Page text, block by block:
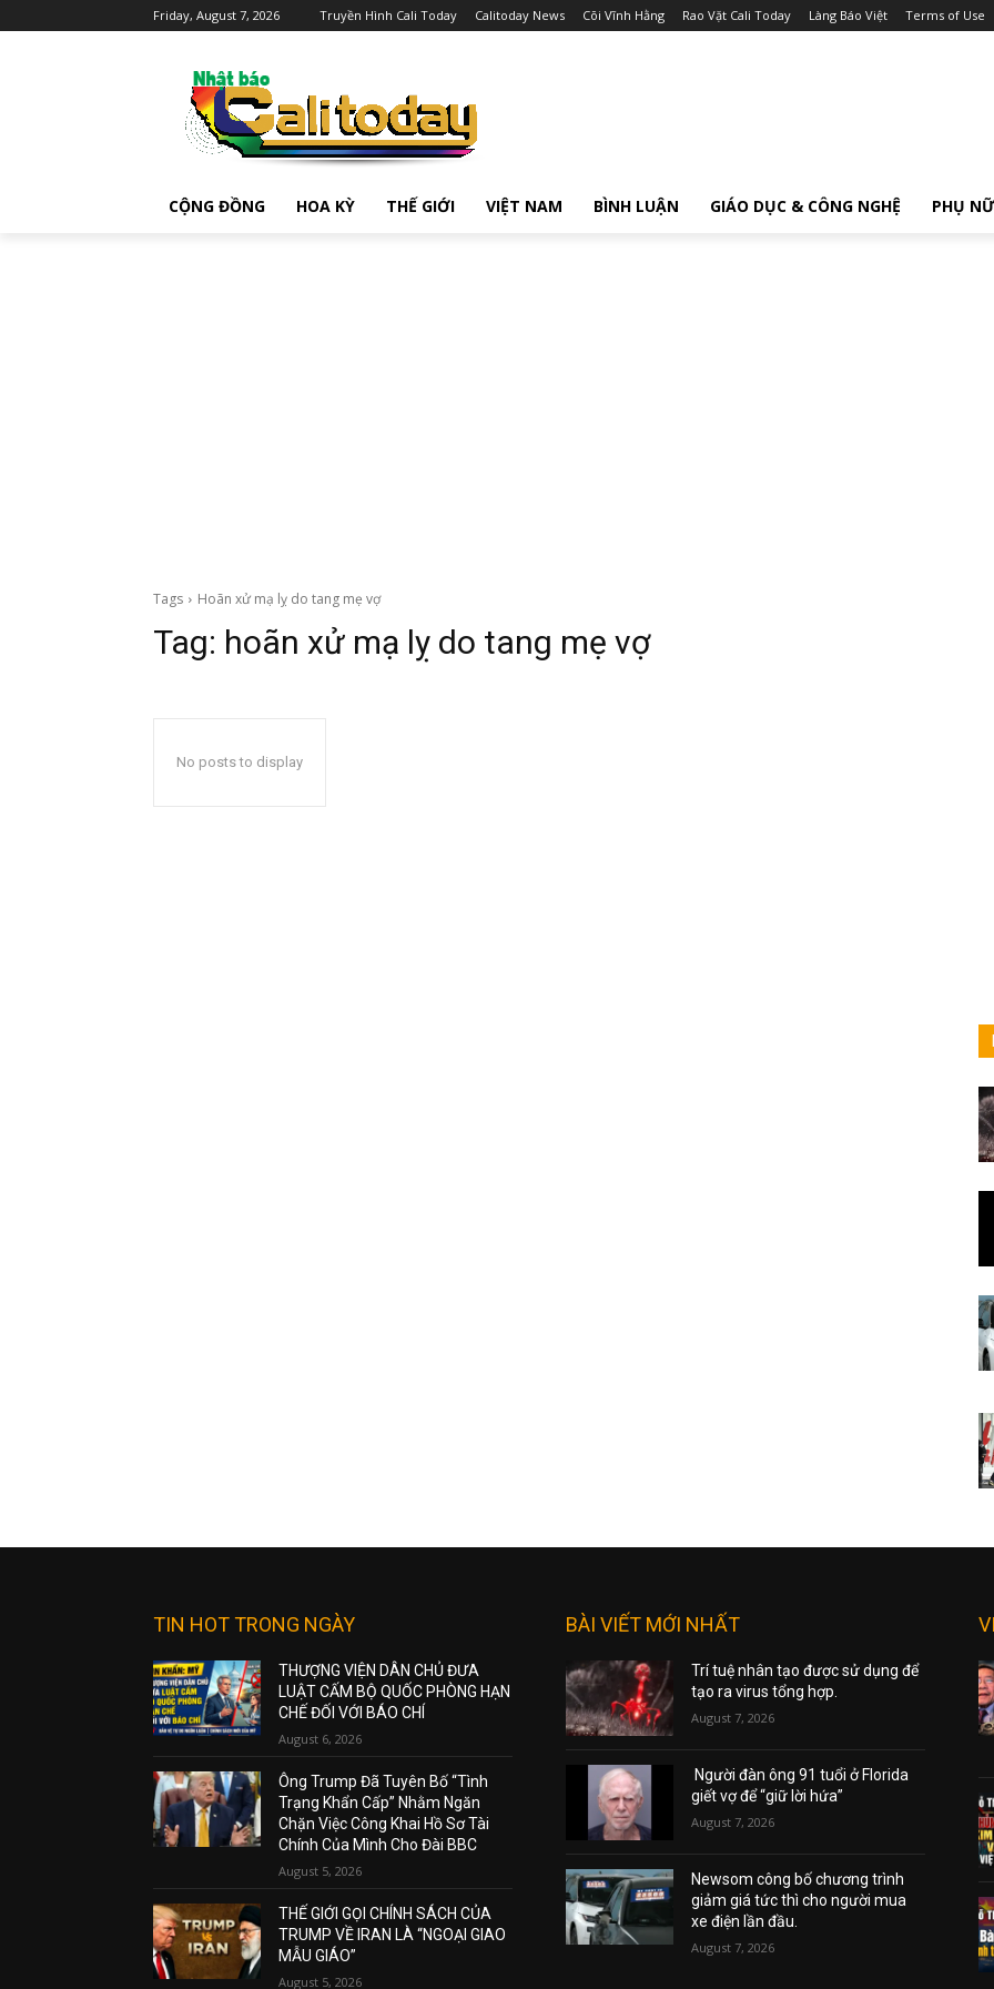
Friday, August 7, 2026 Truyền Hình Cali Today Calitoday News Cõi Vĩnh Hằng Rao Vặt Cali Today Làng Báo Việt Terms of Use
CỘNG ĐỒNG HOA KỲ THẾ GIỚI VIỆT NAM BÌNH LUẬN GIÁO DỤC & CÔNG NGHỆ PHỤ NỮ
Tags Hoãn xử mạ lỵ do tang mẹ vợ
Tag: hoãn xử mạ lỵ do tang mẹ vợ
No posts to display
TIN HOT TRONG NGÀY
THƯỢNG VIỆN DÂN CHỦ ĐƯA
LUẬT CẤM BỘ QUỐC PHÒNG HẠN
CHẾ ĐỐI VỚI BÁO CHÍ
August 6, 2026
Ông Trump Đã Tuyên Bố “Tình
Trạng Khẩn Cấp” Nhằm Ngăn
Chặn Việc Công Khai Hồ Sơ Tài
Chính Của Mình Cho Đài BBC
August 5, 2026
THẾ GIỚI GỌI CHÍNH SÁCH CỦA
TRUMP VỀ IRAN LÀ “NGOẠI GIAO
MẪU GIÁO”
August 5, 2026
BÀI VIẾT MỚI NHẤT
Trí tuệ nhân tạo được sử dụng để
tạo ra virus tổng hợp.
August 7, 2026
Người đàn ông 91 tuổi ở Florida
giết vợ để “giữ lời hứa”
August 7, 2026
Newsom công bố chương trình
giảm giá tức thì cho người mua
xe điện lần đầu.
August 7, 2026